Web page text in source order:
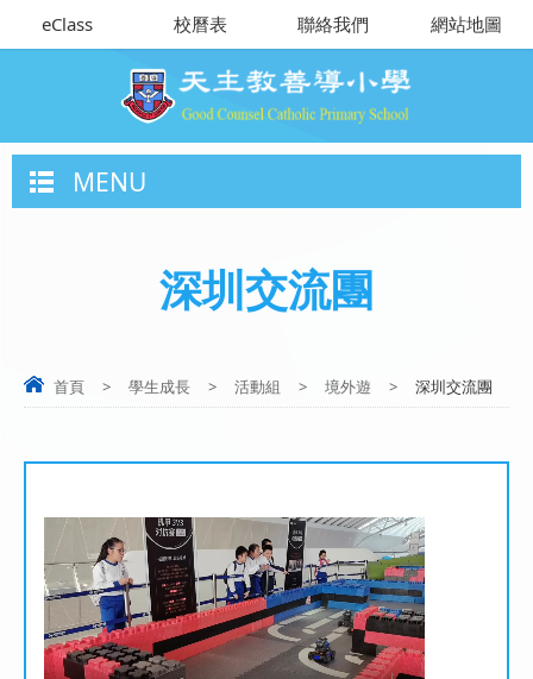
eClass 校曆表 聯絡我們 網站地圖
MENU
深圳交流團
首頁 > 學生成長 > 活動組 > 境外遊 > 深圳交流團